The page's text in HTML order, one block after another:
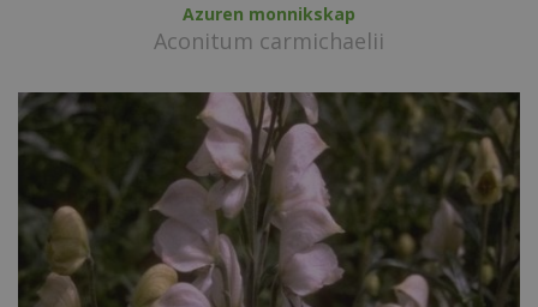
Azuren monnikskap
Aconitum carmichaelii